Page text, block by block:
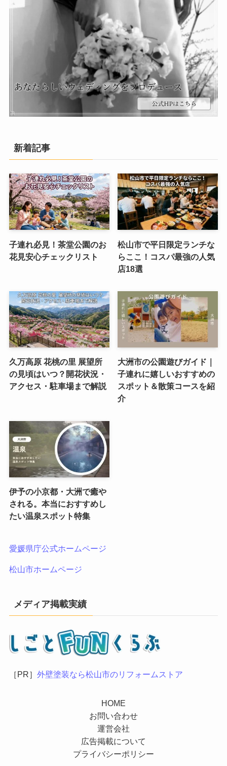
新着記事
子連れ必見！茶堂公園のお
花見安心チェックリスト
松山市で平日限定ランチな
らここ！コスパ最強の人気
店18選
久万高原 花桃の里 展望所
の見頃はいつ？開花状況・
アクセス・駐車場まで解説
大洲市の公園遊びガイド｜
子連れに嬉しいおすすめの
スポット＆散策コースを紹
介
伊予の小京都・大洲で癒や
される。本当におすすめし
たい温泉スポット特集
愛媛県庁公式ホームページ
松山市ホームページ
メディア掲載実績
［PR］ 外壁塗装なら松山市のリフォームストア
HOME
お問い合わせ
運営会社
広告掲載について
プライバシーポリシー